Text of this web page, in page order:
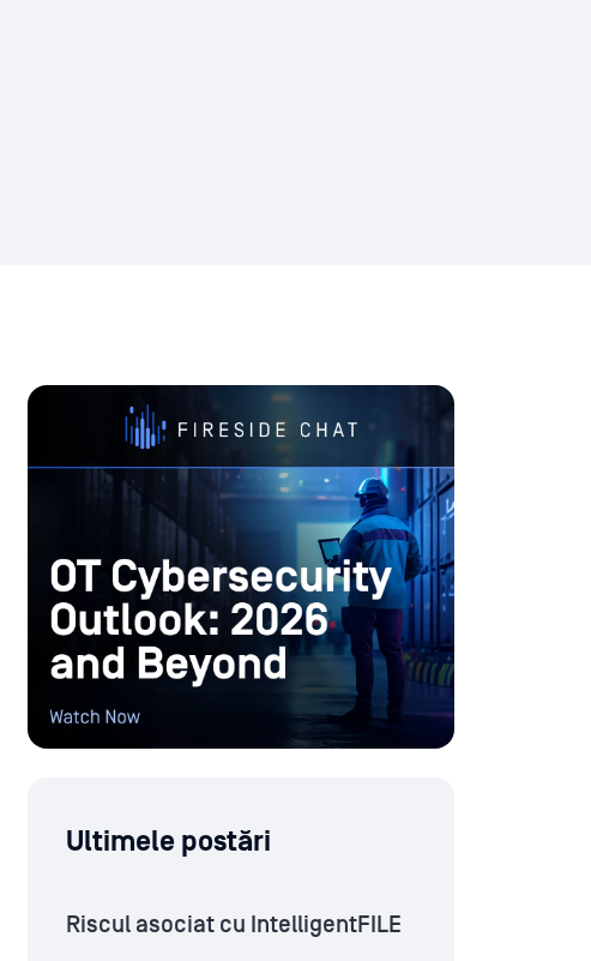
Ultimele postări
Riscul asociat cu IntelligentFILE